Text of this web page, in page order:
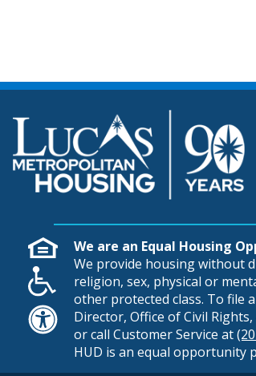
We are an Equal Housing
We provide housing without
religion, sex, physical or
other protected class. To file
Director, Office of Civil Rights,
or call Customer Service at
HUD is an equal opportunity